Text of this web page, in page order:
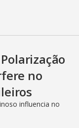
no
influencia no